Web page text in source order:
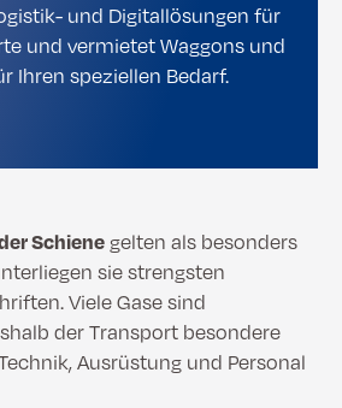
und Digitallösungen für
und vermietet Waggons und
Ihren speziellen Bedarf.
Schienegelten als besonders
sie strengsten
Viele Gase sind
der Transport besondere
Ausrüstung und Personal